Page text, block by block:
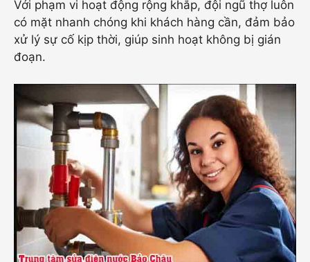
Với phạm vi hoạt động rộng khắp, đội ngũ thợ luôn
có mặt nhanh chóng khi khách hàng cần, đảm bảo
xử lý sự cố kịp thời, giúp sinh hoạt không bị gián
đoạn.